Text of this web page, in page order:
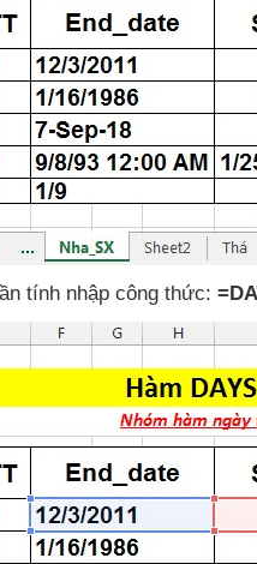
tính nhập công thức: